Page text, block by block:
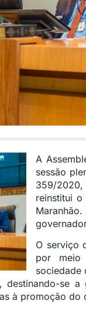
A
sessão
359/
reinstitui
O serviço
por meio
sociedade
destinando-se
à promoção do